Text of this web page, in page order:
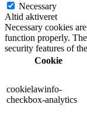
Necessary
Altid aktiveret
Necessary cookies
function properly.
security features of
Cookie
cookielawinfo-
checkbox-analytics